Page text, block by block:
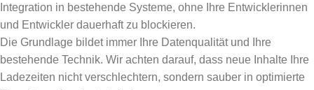
Integration in bestehende Systeme, ohne Ihre Entwicklerinnen
und Entwickler dauerhaft zu blockieren.
Die Grundlage bildet immer Ihre Datenqualität und Ihre
bestehende Technik. Wir achten darauf, dass neue Inhalte Ihre
Ladezeiten nicht verschlechtern, sondern sauber in optimierte